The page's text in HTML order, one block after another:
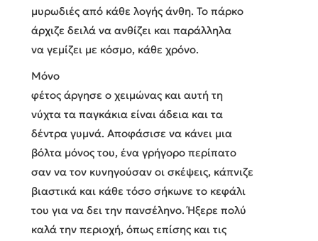
μυρωδιές από κάθε λογής άνθη. Το πάρκο
άρχιζε δειλά να ανθίζει και παράλληλα
να γεμίζει με κόσμο, κάθε χρόνο.
Μόνο
φέτος άργησε ο χειμώνας και αυτή τη
νύχτα τα παγκάκια είναι άδεια και τα
δέντρα γυμνά. Αποφάσισε να κάνει μια
βόλτα μόνος του, ένα γρήγορο περίπατο
σαν να τον κυνηγούσαν οι σκέψεις, κάπνιζε
βιαστικά και κάθε τόσο σήκωνε το κεφάλι
του για να δει την πανσέληνο. Ήξερε πολύ
καλά την περιοχή, όπως επίσης και τις